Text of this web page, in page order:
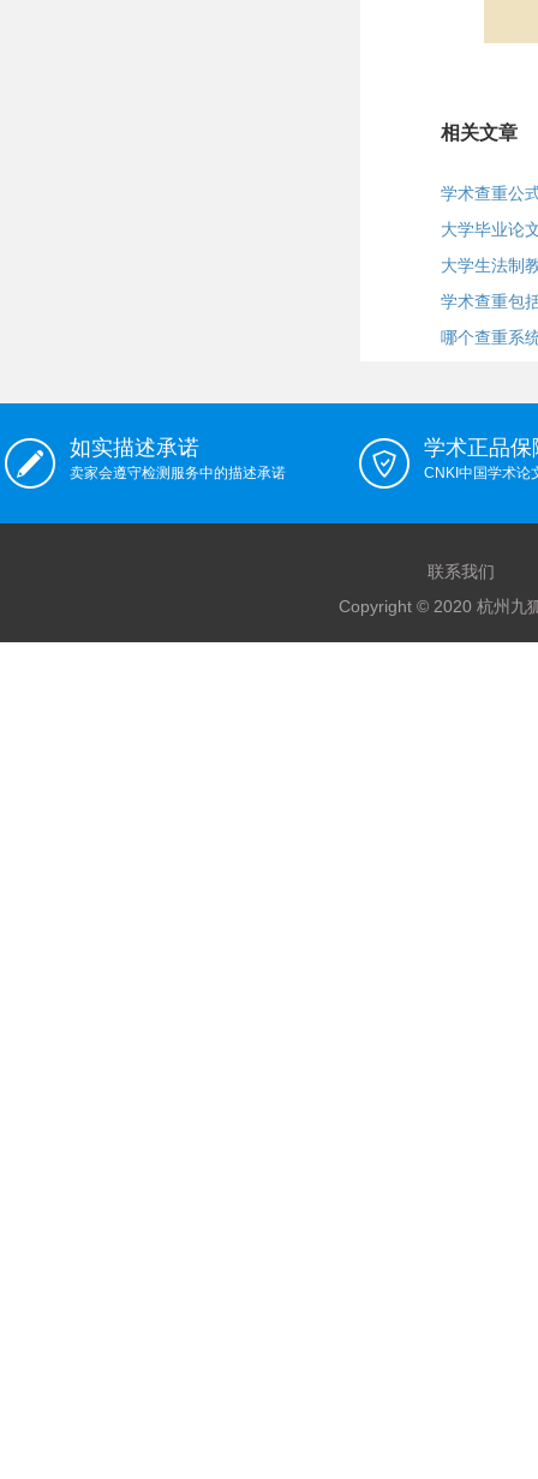
相关文章
学术查重公
大学毕业论
大学生法制
学术查重包
哪个查重系
如实描述承诺
卖家会遵守检测服务中的描述承诺
学术正品保
CNKI中国学术论
联系我们
Copyright © 2020 杭州九